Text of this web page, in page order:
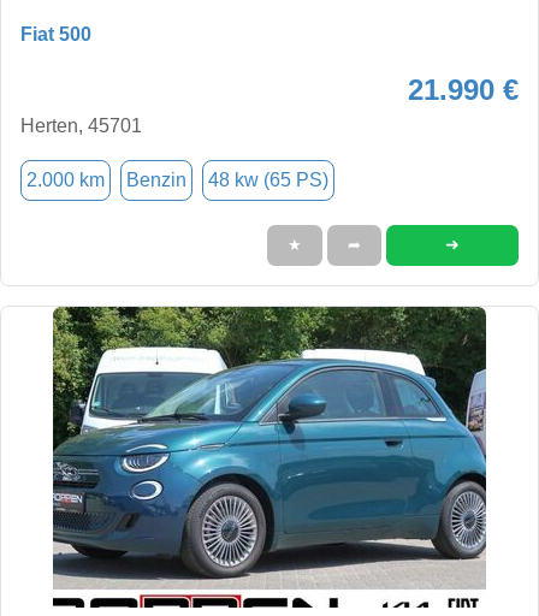
Fiat 500
21.990 €
Herten, 45701
2.000 km Benzin 48 kw (65 PS)
★ ➦ ➜